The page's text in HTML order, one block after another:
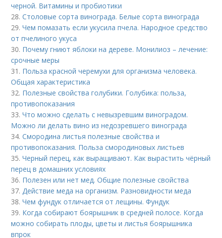
черной. Витамины и пробиотики
28.Столовые сорта винограда. Белые сорта винограда
29.Чем помазать если укусила пчела. Народное средство
от пчелиного укуса
30. Почему гниют яблоки на дереве. Монилиоз – лечение:
срочные меры
31. Польза красной черемухи для организма человека.
Общая характеристика
32. Полезные свойства голубики. Голубика: польза,
противопоказания
33.Что можно сделать с невызревшим виноградом.
Можно ли делать вино из недозревшего винограда
34.Смородина листья полезные свойства и
противопоказания. Польза смородиновых листьев
35.Черный перец, как выращивают. Как вырастить чёрный
перец в домашних условиях
36. Полезен или нет мед. Общие полезные свойства
37.Действие меда на организм. Разновидности меда
38.Чем фундук отличается от лещины. Фундук
39. Когда собирают боярышник в средней полосе. Когда
можно собирать плоды, цветы и листья боярышника
впрок